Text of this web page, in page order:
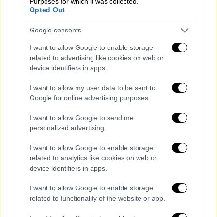
Opted Out
Google consents
I want to allow Google to enable storage
related to advertising like cookies on web or
device identifiers in apps.
I want to allow my user data to be sent to
Google for online advertising purposes.
I want to allow Google to send me
personalized advertising.
I want to allow Google to enable storage
related to analytics like cookies on web or
device identifiers in apps.
I want to allow Google to enable storage
related to functionality of the website or app.
Κοσσυφοπέδιο θα καταργήσει την αύξηση
του φόρου κατά 100% επί των αγαθών που
εισάγονται από τη Σερβία μόνο όταν παύσει
η «επιθετικότητα της Σερβίας» σε βάρος της
Πρίστινας, όπως μετέδωσε το ιταλικό
πρακτορείο ειδήσεων ANSA.
O Χαραντινάι, απαντώντας στις
προς την ηγεσία του Κοσσυφοπεδίου,
συμπεριλαμβανομένης αυτής της
εκπροσώπου της Ε.Ε, Φεντερίκα Μογκερίνι
υποστήριξε ότι "το Κοσσυφοπέδιο μέχρι
τώρα ήταν ανεκτικό" ενάντια στην εχθρική
δραστηριότητα του Βελιγραδίου και
πρόσθεσε ότι τώρα «εναπόκειται στην